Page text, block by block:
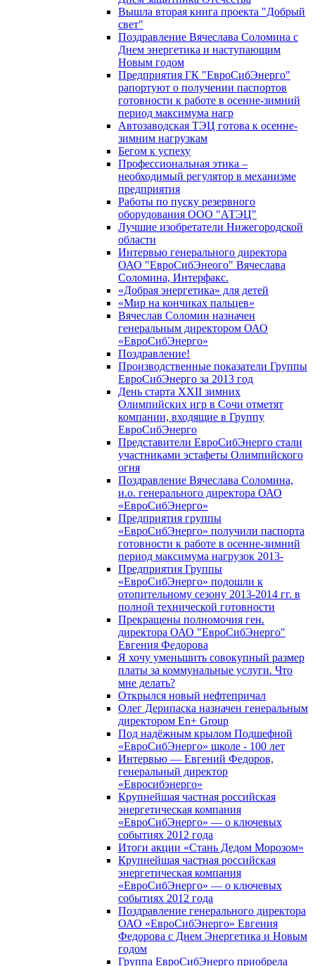
Вышла вторая книга проекта "Добрый
свет"
Поздравление Вячеслава Соломина с
Днем энергетика и наступающим
Новым годом
Предприятия ГК "ЕвроСибЭнерго"
рапортуют о получении паспортов
готовности к работе в осенне-зимний
период максимума нагр
Автозаводская ТЭЦ готова к осенне-
зимним нагрузкам
Бегом к успеху
Профессиональная этика –
необходимый регулятор в механизме
предприятия
Работы по пуску резервного
оборудования ООО "АТЭЦ"
Лучшие изобретатели Нижегородской
области
Интервью генерального директора
ОАО "ЕвроСибЭнеого" Вячеслава
Соломина, Интерфакс.
«Добрая энергетика» для детей
«Мир на кончиках пальцев»
Вячеслав Соломин назначен
генеральным директором ОАО
«ЕвроСибЭнерго»
Поздравление!
Производственные показатели Группы
ЕвроСибЭнерго за 2013 год
День старта XXII зимних
Олимпийских игр в Сочи отметят
компании, входящие в Группу
ЕвроСибЭнерго
Представители ЕвроСибЭнерго стали
участниками эстафеты Олимпийского
огня
Поздравление Вячеслава Соломина,
и.о. генерального директора ОАО
«ЕвроСибЭнерго»
Предприятия группы
«ЕвроСибЭнерго» получили паспорта
готовности к работе в осенне-зимний
период максимума нагрузок 2013-
Предприятия Группы
«ЕвроСибЭнерго» подошли к
отопительному сезону 2013-2014 гг. в
полной технической готовности
Прекращены полномочия ген.
директора ОАО "ЕвроСибЭнерго"
Евгения Федорова
Я хочу уменьшить совокупный размер
платы за коммунальные услуги. Что
мне делать?
Открылся новый нефтепричал
Олег Дерипаска назначен генеральным
директором En+ Group
Под надёжным крылом Подшефной
«ЕвроСибЭнерго» школе - 100 лет
Интервью — Евгений Федоров,
генеральный директор
«Евросибэнерго»
Крупнейшая частная российская
энергетическая компания
«ЕвроСибЭнерго» — о ключевых
событиях 2012 года
Итоги акции «Стань Дедом Морозом»
Крупнейшая частная российская
энергетическая компания
«ЕвроСибЭнерго» — о ключевых
событиях 2012 года
Поздравление генерального директора
ОАО «ЕвроСибЭнерго» Евгения
Федорова с Днем Энергетика и Новым
годом
Группа ЕвроСибЭнерго приобрела